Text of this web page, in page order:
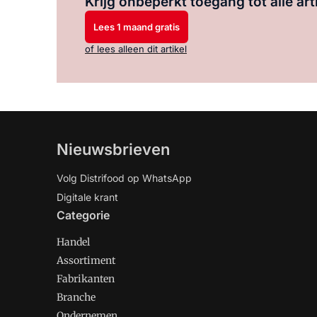
Lees 1 maand gratis
of lees alleen dit artikel
Nieuwsbrieven
Volg Distrifood op WhatsApp
Digitale krant
Categorie
Handel
Assortiment
Fabrikanten
Branche